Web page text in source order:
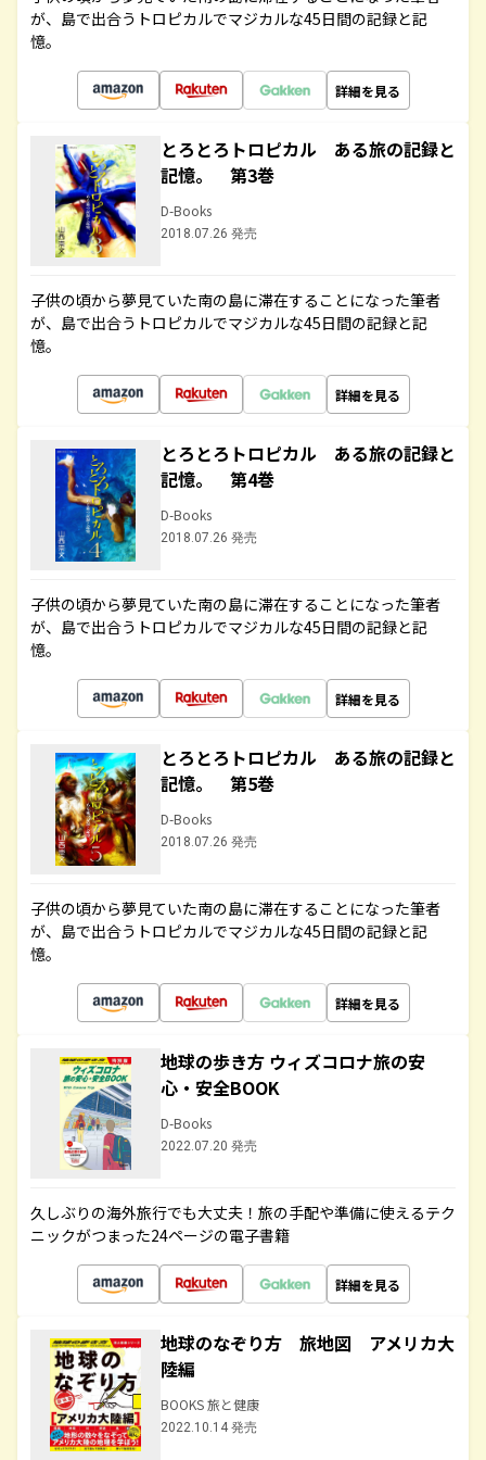
が、島で出合うトロピカルでマジカルな45日間の記録と記
憶。
詳細を見る
とろとろトロピカル ある旅の記録と
記憶。 第3巻
D-Books
2018.07.26 発売
子供の頃から夢見ていた南の島に滞在することになった筆者
が、島で出合うトロピカルでマジカルな45日間の記録と記
憶。
詳細を見る
とろとろトロピカル ある旅の記録と
記憶。 第4巻
D-Books
2018.07.26 発売
子供の頃から夢見ていた南の島に滞在することになった筆者
が、島で出合うトロピカルでマジカルな45日間の記録と記
憶。
詳細を見る
とろとろトロピカル ある旅の記録と
記憶。 第5巻
D-Books
2018.07.26 発売
子供の頃から夢見ていた南の島に滞在することになった筆者
が、島で出合うトロピカルでマジカルな45日間の記録と記
憶。
詳細を見る
地球の歩き方 ウィズコロナ旅の安
心・安全BOOK
D-Books
2022.07.20 発売
久しぶりの海外旅行でも大丈夫！旅の手配や準備に使えるテク
ニックがつまった24ページの電子書籍
詳細を見る
地球のなぞり方 旅地図 アメリカ大
陸編
BOOKS 旅と健康
2022.10.14 発売